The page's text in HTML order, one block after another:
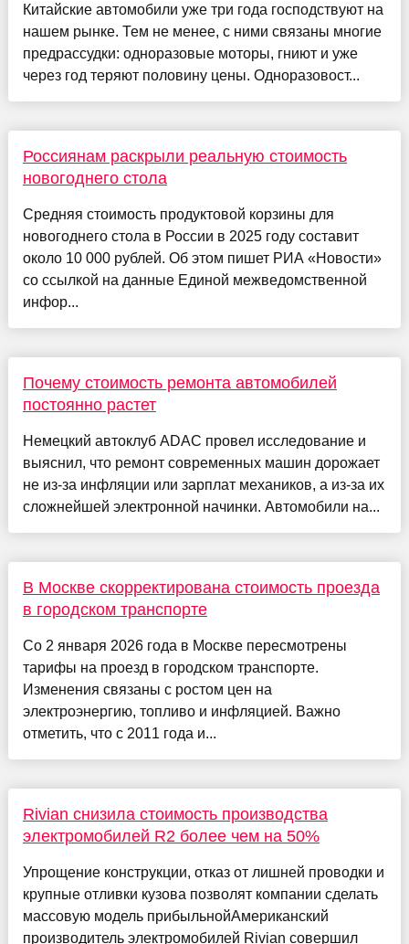
Китайские автомобили уже три года господствуют на
нашем рынке. Тем не менее, с ними связаны многие
предрассудки: одноразовые моторы, гниют и уже
через год теряют половину цены. Одноразовост...
Россиянам раскрыли реальную стоимость
новогоднего стола
Средняя стоимость продуктовой корзины для
новогоднего стола в России в 2025 году составит
около 10 000 рублей. Об этом пишет РИА «Новости»
со ссылкой на данные Единой межведомственной
инфор...
Почему стоимость ремонта автомобилей
постоянно растет
Немецкий автоклуб ADAC провел исследование и
выяснил, что ремонт современных машин дорожает
не из-за инфляции или зарплат механиков, а из-за их
сложнейшей электронной начинки. Автомобили на...
В Москве скорректирована стоимость проезда
в городском транспорте
Со 2 января 2026 года в Москве пересмотрены
тарифы на проезд в городском транспорте.
Изменения связаны с ростом цен на
электроэнергию, топливо и инфляцией. Важно
отметить, что с 2011 года и...
Rivian снизила стоимость производства
электромобилей R2 более чем на 50%
Упрощение конструкции, отказ от лишней проводки и
крупные отливки кузова позволят компании сделать
массовую модель прибыльнойАмериканский
производитель электромобилей Rivian совершил